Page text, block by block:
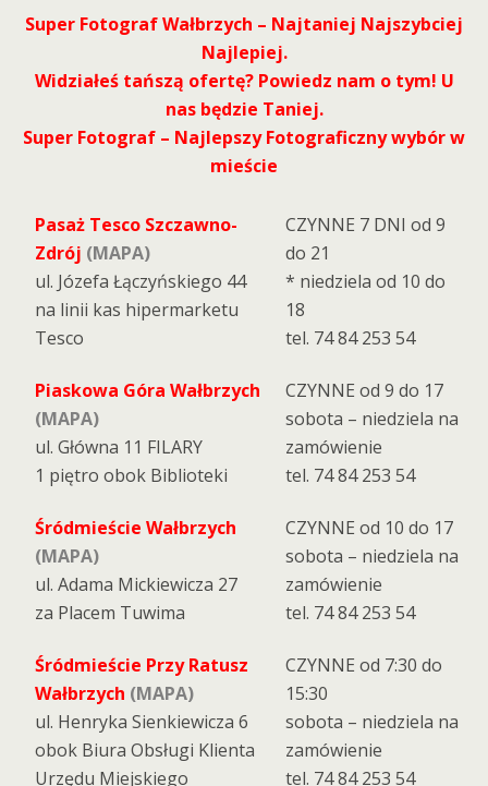
Super Fotograf Wałbrzych – Najtaniej Najszybciej
Najlepiej.
Widziałeś tańszą ofertę? Powiedz nam o tym! U
nas będzie Taniej.
Super Fotograf – Najlepszy Fotograficzny wybór w
mieście
Pasaż Tesco Szczawno-
Zdrój (MAPA)
ul. Józefa Łączyńskiego 44
na linii kas hipermarketu
Tesco
CZYNNE 7 DNI od 9
do 21
* niedziela od 10 do
18
tel. 74 84 253 54
Piaskowa Góra Wałbrzych
(MAPA)
ul. Główna 11 FILARY
1 piętro obok Biblioteki
CZYNNE od 9 do 17
sobota – niedziela na
zamówienie
tel. 74 84 253 54
Śródmieście Wałbrzych
(MAPA)
ul. Adama Mickiewicza 27
za Placem Tuwima
CZYNNE od 10 do 17
sobota – niedziela na
zamówienie
tel. 74 84 253 54
Śródmieście Przy Ratusz
Wałbrzych (MAPA)
ul. Henryka Sienkiewicza 6
obok Biura Obsługi Klienta
Urzędu Miejskiego
CZYNNE od 7:30 do
15:30
sobota – niedziela na
zamówienie
tel. 74 84 253 54